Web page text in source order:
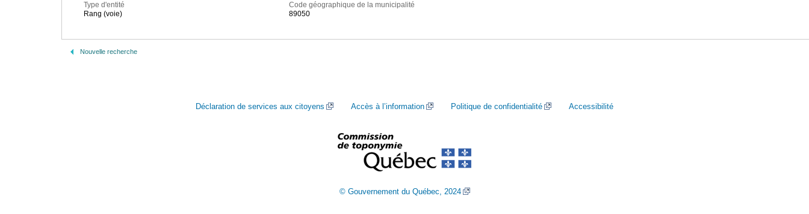
Type d'entité
Rang (voie)
Code géographique de la municipalité
89050
Nouvelle recherche
Déclaration de services aux citoyens Accès à l’information Politique de confidentialité Accessibilité
© Gouvernement du Québec, 2024